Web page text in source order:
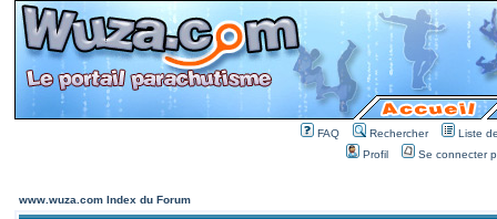
FAQ Rechercher
Liste
Profil
Se connecter
www.wuza.com Index du Forum